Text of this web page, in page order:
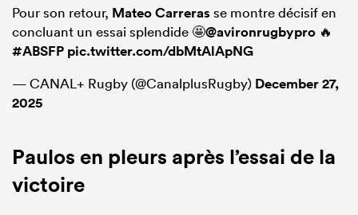
Pour son retour, Mateo Carrerasse montre décisif en
concluant un essai splendide 🤩@avironrugbypro 🔥
#ABSFP pic.twitter.com/dbMtAlApNG
— CANAL+ Rugby (@CanalplusRugby) December 27,
2025
Paulos en pleurs après l’essai de la
victoire